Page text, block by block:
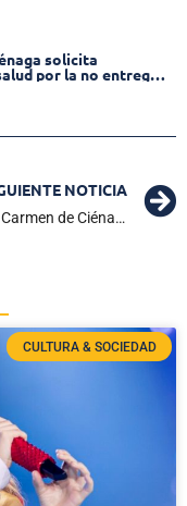
solicita
por la no entrega
NOTICIA
La I.E El Carmen de Ciénaga destaca en la COP16
CULTURA & SOCIEDAD